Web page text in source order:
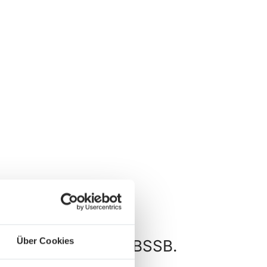
Über Cookies
Wettkämpfe im BSSB.